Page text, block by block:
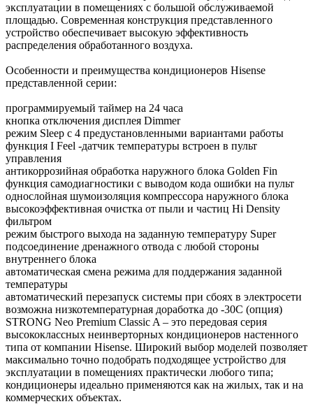
эксплуатации в помещениях с большой обслуживаемой
площадью. Современная конструкция представленного
устройство обеспечивает высокую эффективность
распределения обработанного воздуха.
Особенности и преимущества кондиционеров Hisense
представленной серии:
программируемый таймер на 24 часа
кнопка отключения дисплея Dimmer
режим Sleep c 4 предустановленными вариантами работы
функция I Feel -датчик температуры встроен в пульт
управления
антикоррозийная обработка наружного блока Golden Fin
функция самодиагностики с выводом кода ошибки на пульт
однослойная шумоизоляция компрессора наружного блока
высокоэффективная очистка от пыли и частиц Hi Density
фильтром
режим быстрого выхода на заданную температуру Super
подсоединение дренажного отвода с любой стороны
внутреннего блока
автоматическая смена режима для поддержания заданной
температуры
автоматический перезапуск системы при сбоях в электросети
возможна низкотемпературная доработка до -30C (опция)
STRONG Neo Premium Classic A – это передовая серия
высококлассных неинверторных кондиционеров настенного
типа от компании Hisense. Широкий выбор моделей позволяет
максимально точно подобрать подходящее устройство для
эксплуатации в помещениях практически любого типа;
кондиционеры идеально применяются как на жилых, так и на
коммерческих объектах.